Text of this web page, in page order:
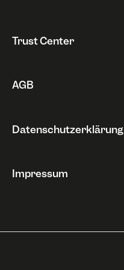
Trust Center
AGB
Datenschutzerklärung
Impressum